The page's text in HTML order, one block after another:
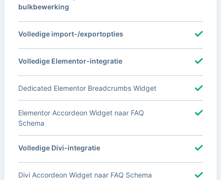
bulkbewerking
Volledige import-/exportopties
Volledige Elementor-integratie
Dedicated Elementor Breadcrumbs Widget
Elementor Accordeon Widget naar FAQ
Schema
Volledige Divi-integratie
Divi Accordeon Widget naar FAQ Schema